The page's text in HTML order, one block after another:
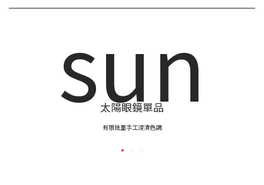
sun
太陽眼鏡單品
有限批量手工浸漬色調